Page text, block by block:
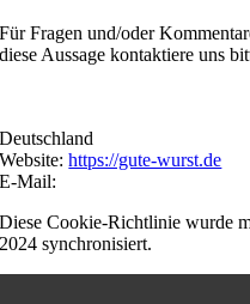
Für Fragen und/oder
diese Aussage kontaktiere uns
Deutschland
Website:https://gute-wurst.de
E-Mail:
Diese Cookie-Richtlinie wurde
2024 synchronisiert.